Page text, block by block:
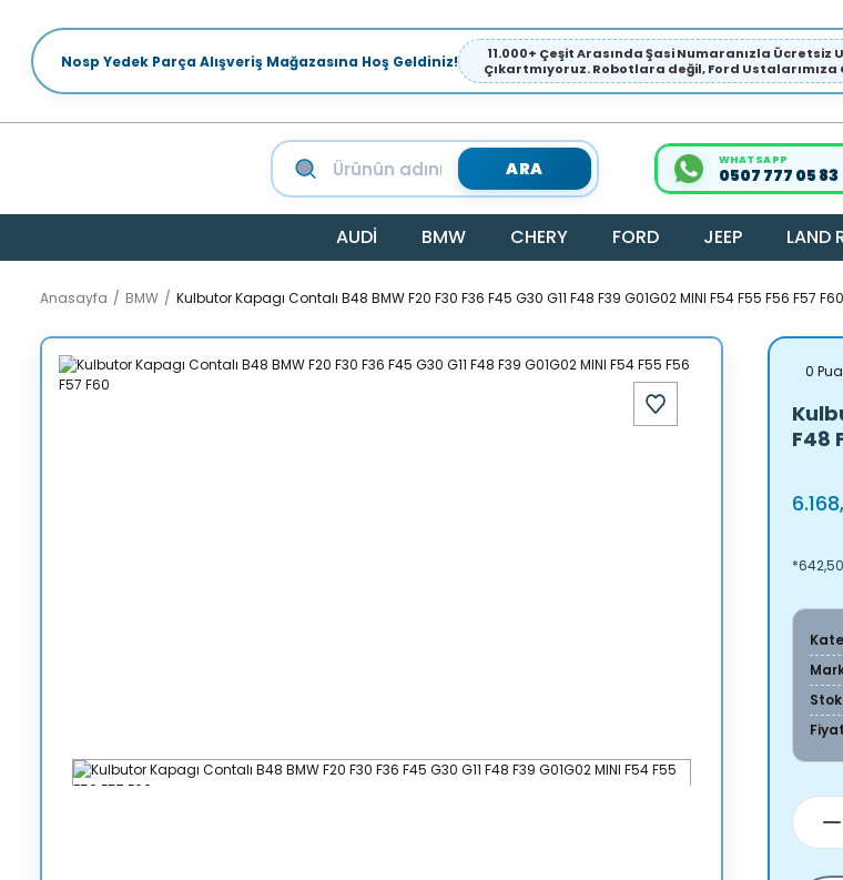
Nosp Yedek Parça Alışveriş Mağazasına Hoş Geldiniz!
11.000+ Çeşit Arasında Şasi Numaranızla
Çıkartmıyoruz. Robotlara değil, Ford Ustalarımıza
ARA WHATSAPP
0507 777 05 83
AUDİ BMW CHERY FORD JEEP LAND
Anasayfa BMW Kulbutor Kapagı Contalı B48 BMW F20 F30 F36 F45 G30 G11 F48 F39 G01G02 MINI F54 F55 F56 F57 F60
0
F48
Fiyat